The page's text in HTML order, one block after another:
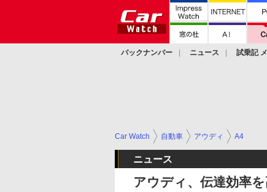
バックナンバー ニュース 試乗記
Car Watch 自動車 アウディ A4
ニュース
アウディ、伝達効率